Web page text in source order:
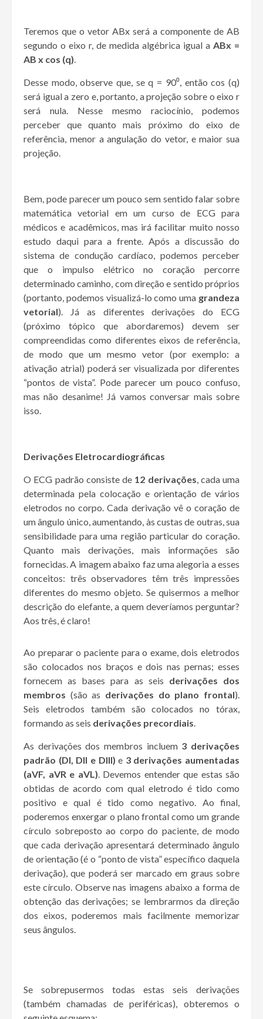
Teremos que o vetor ABx será a componente de AB
segundo o eixo r, de medida algébrica igual a ABx =
AB x cos (q).
Desse modo, observe que, se q = 90⁰, então cos (q)
será igual a zero e, portanto, a projeção sobre o eixo r
será nula. Nesse mesmo raciocínio, podemos
perceber que quanto mais próximo do eixo de
referência, menor a angulação do vetor, e maior sua
projeção.
Bem, pode parecer um pouco sem sentido falar sobre
matemática vetorial em um curso de ECG para
médicos e acadêmicos, mas irá facilitar muito nosso
estudo daqui para a frente. Após a discussão do
sistema de condução cardíaco, podemos perceber
que o impulso elétrico no coração percorre
determinado caminho, com direção e sentido próprios
(portanto, podemos visualizá-lo como uma grandeza
vetorial). Já as diferentes derivações do ECG
(próximo tópico que abordaremos) devem ser
compreendidas como diferentes eixos de referência,
de modo que um mesmo vetor (por exemplo: a
ativação atrial) poderá ser visualizada por diferentes
“pontos de vista”. Pode parecer um pouco confuso,
mas não desanime! Já vamos conversar mais sobre
isso.
Derivações Eletrocardiográficas
O ECG padrão consiste de 12 derivações, cada uma
determinada pela colocação e orientação de vários
eletrodos no corpo. Cada derivação vê o coração de
um ângulo único, aumentando, às custas de outras, sua
sensibilidade para uma região particular do coração.
Quanto mais derivações, mais informações são
fornecidas. A imagem abaixo faz uma alegoria a esses
conceitos: três observadores têm três impressões
diferentes do mesmo objeto. Se quisermos a melhor
descrição do elefante, a quem deveríamos perguntar?
Aos três, é claro!
Ao preparar o paciente para o exame, dois eletrodos
são colocados nos braços e dois nas pernas; esses
fornecem as bases para as seis derivações dos
membros (são as derivações do plano frontal).
Seis eletrodos também são colocados no tórax,
formando as seis derivações precordiais.
As derivações dos membros incluem 3 derivações
padrão (DI, DII e DIII) e 3 derivações aumentadas
(aVF, aVR e aVL). Devemos entender que estas são
obtidas de acordo com qual eletrodo é tido como
positivo e qual é tido como negativo. Ao final,
poderemos enxergar o plano frontal como um grande
círculo sobreposto ao corpo do paciente, de modo
que cada derivação apresentará determinado ângulo
de orientação (é o “ponto de vista” específico daquela
derivação), que poderá ser marcado em graus sobre
este círculo. Observe nas imagens abaixo a forma de
obtenção das derivações; se lembrarmos da direção
dos eixos, poderemos mais facilmente memorizar
seus ângulos.
Se sobrepusermos todas estas seis derivações
(também chamadas de periféricas), obteremos o